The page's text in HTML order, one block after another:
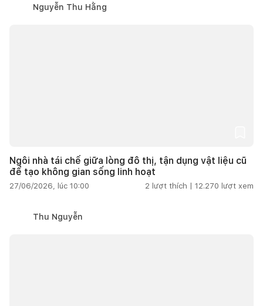
Nguyễn Thu Hằng
Ngôi nhà tái chế giữa lòng đô thị, tận dụng vật liệu cũ
để tạo không gian sống linh hoạt
27/06/2026, lúc 10:00 2 lượt thích | 12.270 lượt xem
Thu Nguyễn